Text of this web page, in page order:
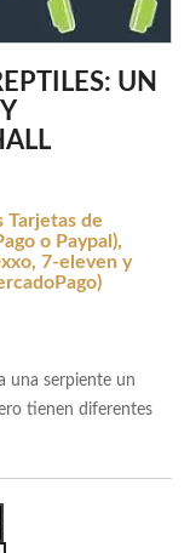
UN
Tarjetas de
o Paypal),
7-eleven y
una serpiente un
tienen diferentes